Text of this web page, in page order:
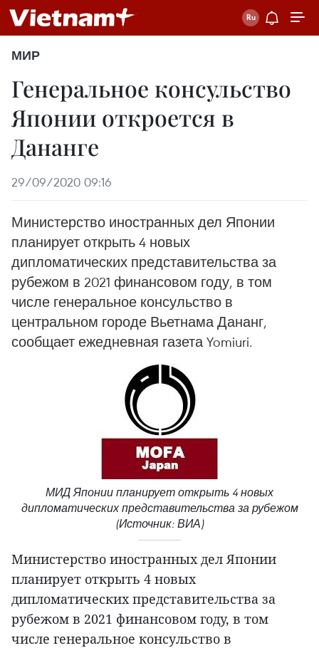
МИР
Генеральное консульство
Японии откроется в
Дананге
29/09/2020 09:16
Министерство иностранных дел Японии
планирует открыть 4 новых
дипломатических представительства за
рубежом в 2021 финансовом году, в том
числе генеральное консульство в
центральном городе Вьетнама Дананг,
сообщает ежедневная газета Yomiuri.
МИД Японии планирует открыть 4 новых
дипломатических представительства за рубежом
(Источник: ВИА)
Министерство иностранных дел Японии
планирует открыть 4 новых
дипломатических представительства за
рубежом в 2021 финансовом году, в том
числе генеральное консульство в